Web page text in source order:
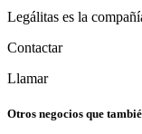
Legálitas es la
Contactar
Llamar
Otros negocios que